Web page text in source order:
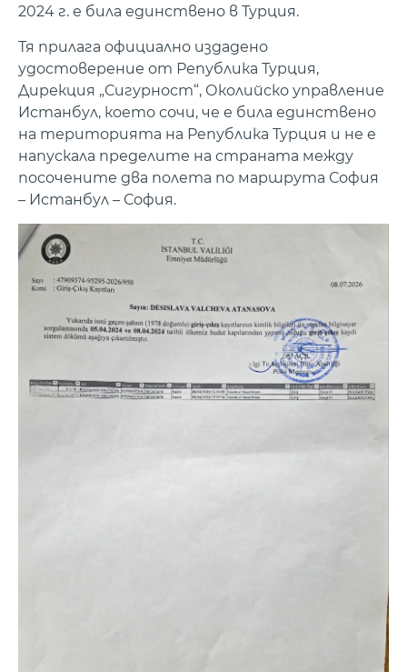
2024 г. е била единствено в Турция.
Тя прилага официално издадено
удостоверение от Република Турция,
Дирекция „Сигурност“, Околийско управление
Истанбул, което сочи, че е била единствено
на територията на Република Турция и не е
напускала пределите на страната между
посочените два полета по маршрута София
– Истанбул – София.